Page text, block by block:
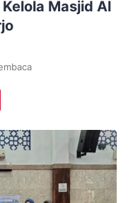
Masjid Al